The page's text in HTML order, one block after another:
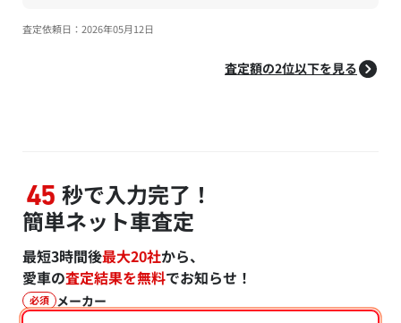
査定依頼日：2026年05月12日
査定額の2位以下を見る
45 秒で入力完了！
簡単ネット車査定
最短3時間後最大20社から、
愛車の査定結果を無料でお知らせ！
必須 メーカー